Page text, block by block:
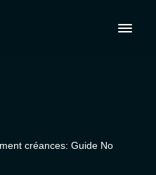
créances: Guide No